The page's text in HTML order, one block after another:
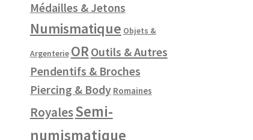
Médailles & Jetons
Numismatique Objets &
Argenterie OR Outils & Autres
Pendentifs & Broches
Piercing & Body Romaines
RoyalesSemi-
numismatique